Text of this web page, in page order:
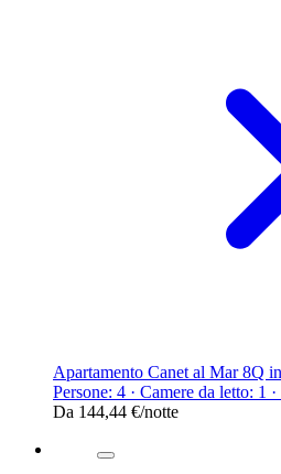
Apartamento Canet al Mar 8Q
Persone: 4 · Camere da letto: 1
Da 144,44 €/notte